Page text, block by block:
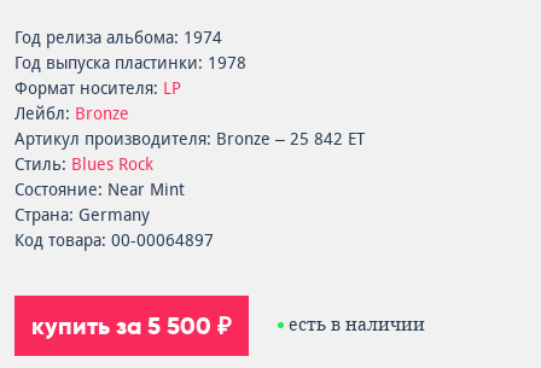
Год релиза альбома: 1974
Год выпуска пластинки: 1978
Формат носителя: LP
Лейбл: Bronze
Артикул производителя: Bronze – 25 842 ET
Стиль: Blues Rock
Состояние: Near Mint
Страна: Germany
Код товара: 00-00064897
купить за 5 500 ₽ есть в наличии